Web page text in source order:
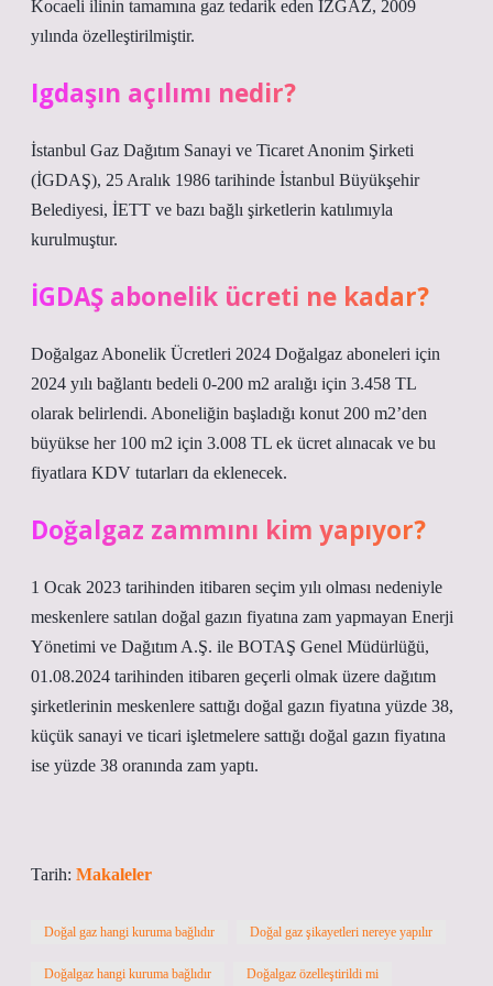
Kocaeli ilinin tamamına gaz tedarik eden İZGAZ, 2009
yılında özelleştirilmiştir.
Igdaşın açılımı nedir?
İstanbul Gaz Dağıtım Sanayi ve Ticaret Anonim Şirketi
(İGDAŞ), 25 Aralık 1986 tarihinde İstanbul Büyükşehir
Belediyesi, İETT ve bazı bağlı şirketlerin katılımıyla
kurulmuştur.
İGDAŞ abonelik ücreti ne kadar?
Doğalgaz Abonelik Ücretleri 2024 Doğalgaz aboneleri için
2024 yılı bağlantı bedeli 0-200 m2 aralığı için 3.458 TL
olarak belirlendi. Aboneliğin başladığı konut 200 m2’den
büyükse her 100 m2 için 3.008 TL ek ücret alınacak ve bu
fiyatlara KDV tutarları da eklenecek.
Doğalgaz zammını kim yapıyor?
1 Ocak 2023 tarihinden itibaren seçim yılı olması nedeniyle
meskenlere satılan doğal gazın fiyatına zam yapmayan Enerji
Yönetimi ve Dağıtım A.Ş. ile BOTAŞ Genel Müdürlüğü,
01.08.2024 tarihinden itibaren geçerli olmak üzere dağıtım
şirketlerinin meskenlere sattığı doğal gazın fiyatına yüzde 38,
küçük sanayi ve ticari işletmelere sattığı doğal gazın fiyatına
ise yüzde 38 oranında zam yaptı.
Tarih: Makaleler
Doğal gaz hangi kuruma bağlıdır Doğal gaz şikayetleri nereye yapılır
Doğalgaz hangi kuruma bağlıdır Doğalgaz özelleştirildi mi